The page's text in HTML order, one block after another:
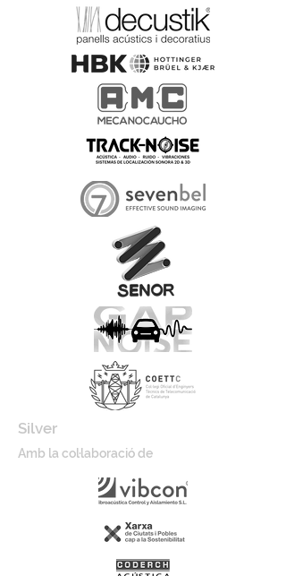
Silver
Amb la col·laboració de